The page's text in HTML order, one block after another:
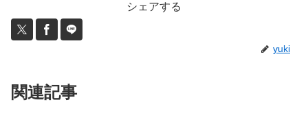
シェアする
yuki
関連記事